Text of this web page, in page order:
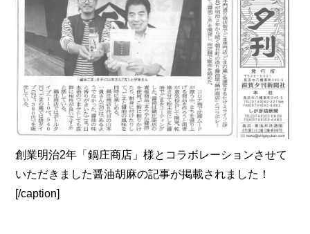
創業明治2年「鍋庄商店」様とコラボレーションさせて
いただきました醤油胡麻の記事が掲載されました！
[/caption]